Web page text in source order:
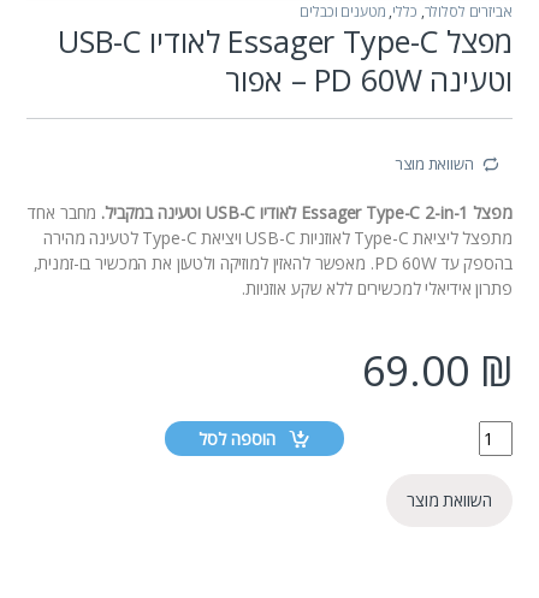
אביזרים לסלולר, כללי,מטענים וכבלים
מפצל Essager Type-C לאודיו USB-C
וטעינה PD 60W – אפור
השוואת מוצר
מפצל Essager Type-C 2-in-1 לאודיו USB-C וטעינה במקביל.
מחבר אחד
מתפצל ליציאת Type-C לאוזניות USB-C ויציאת Type-C לטעינה מהירה
בהספק עד PD 60W. מאפשר להאזין למוזיקה ולטעון את המכשיר בו-זמנית,
פתרון אידיאלי למכשירים ללא שקע אוזניות.
69.00 ₪
הוספה לסל
השוואת מוצר